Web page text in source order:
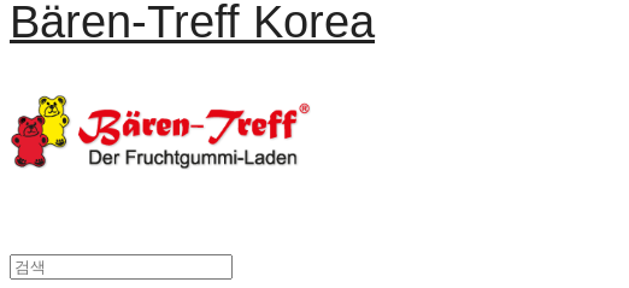
Bären-Treff Korea